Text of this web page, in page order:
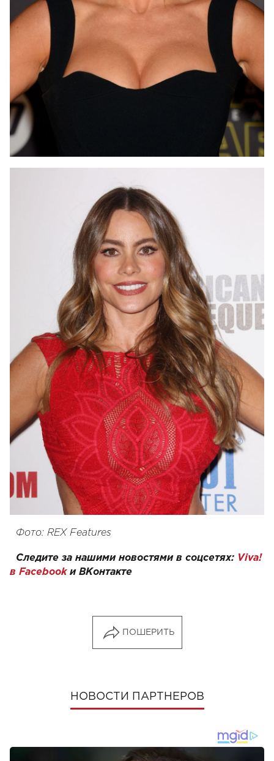
Фото: REX Features
Следите за нашими новостями в соцсетях: Viva!
в Facebookи ВКонтакте
ПОШЕРИТЬ
НОВОСТИ ПАРТНЕРОВ